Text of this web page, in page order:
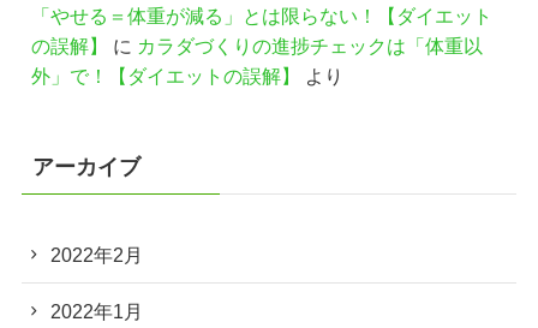
「やせる＝体重が減る」とは限らない！【ダイエット
の誤解】
に カラダづくりの進捗チェックは「体重以
外」で！【ダイエットの誤解】
より
アーカイブ
2022年2月
2022年1月